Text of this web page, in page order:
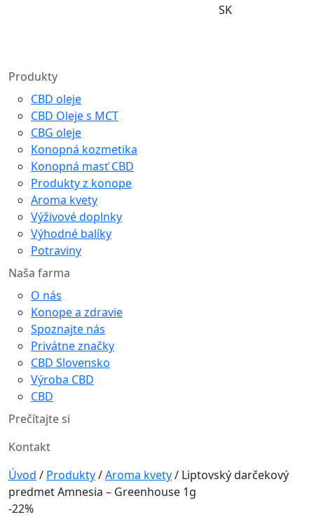
SK
Produkty
CBD oleje
CBD Oleje s MCT
CBG oleje
Konopná kozmetika
Konopná masť CBD
Produkty z konope
Aroma kvety
Výživové doplnky
Výhodné balíky
Potraviny
Naša farma
O nás
Konope a zdravie
Spoznajte nás
Privátne značky
CBD Slovensko
Výroba CBD
CBD
Prečítajte si
Kontakt
Úvod / Produkty/Aroma kvety/ Liptovský darčekový
predmet Amnesia – Greenhouse 1g
-22%